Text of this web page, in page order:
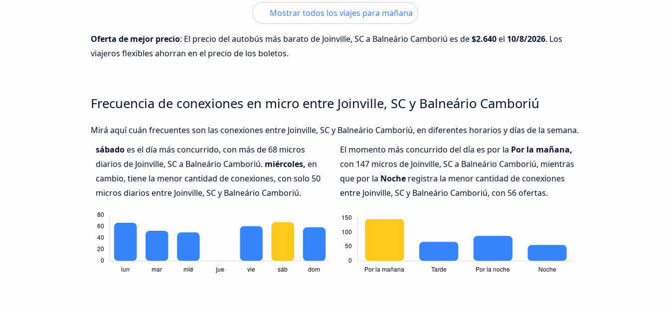
Mostrar todos los viajes para mañana
Oferta de mejor precio: El precio del autobús más barato de Joinville, SC a Balneário Camboriú es de$2.640el 10/8/2026. Los
viajeros flexibles ahorran en el precio de los boletos.
Frecuencia de conexiones en micro entre Joinville, SC y Balneário Camboriú
Mirá aquí cuán frecuentes son las conexiones entre Joinville, SC y Balneário Camboriú, en diferentes horarios y días de la semana.
sábadoes el día más concurrido, con más de 68 micros
diarios de Joinville, SC a Balneário Camboriú. miércoles, en
cambio, tiene la menor cantidad de conexiones, con solo 50
micros diarios entre Joinville, SC y Balneário Camboriú.
El momento más concurrido del día es por la Por la mañana,
con 147 micros de Joinville, SC a Balneário Camboriú, mientras
que por la Noche registra la menor cantidad de conexiones
entre Joinville, SC y Balneário Camboriú, con 56 ofertas.